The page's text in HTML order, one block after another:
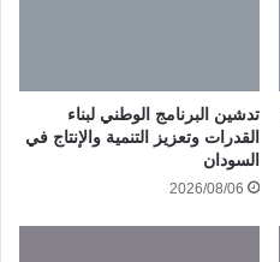
تدشين البرنامج الوطني لبناء
القدرات وتعزيز التنمية والإنتاج في
السودان
2026/08/06